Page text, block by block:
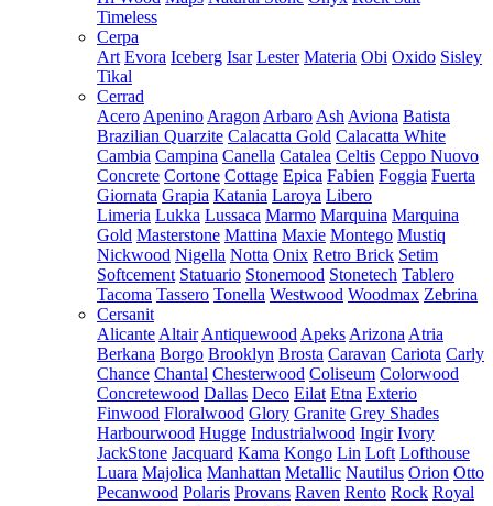
Timeless
Cerpa
Art Evora Iceberg Isar Lester Materia Obi Oxido Sisley
Tikal
Cerrad
Acero Apenino Aragon Arbaro Ash Aviona Batista
Brazilian Quarzite Calacatta Gold Calacatta White
Cambia Campina Canella Catalea Celtis Ceppo Nuovo
Concrete Cortone Cottage Epica Fabien Foggia Fuerta
Giornata Grapia Katania Laroya Libero
Limeria Lukka Lussaca Marmo Marquina Marquina
Gold Masterstone Mattina Maxie Montego Mustiq
Nickwood Nigella Notta Onix Retro Brick Setim
Softcement Statuario Stonemood Stonetech Tablero
Tacoma Tassero Tonella Westwood Woodmax Zebrina
Cersanit
Alicante Altair Antiquewood Apeks Arizona Atria
Berkana Borgo Brooklyn Brosta Caravan Cariota Carly
Chance Chantal Chesterwood Coliseum Colorwood
Concretewood Dallas Deco Eilat Etna Exterio
Finwood Floralwood Glory Granite Grey Shades
Harbourwood Hugge Industrialwood Ingir Ivory
JackStone Jacquard Kama Kongo Lin Loft Lofthouse
Luara Majolica Manhattan Metallic Nautilus Orion Otto
Pecanwood Polaris Provans Raven Rento Rock Royal